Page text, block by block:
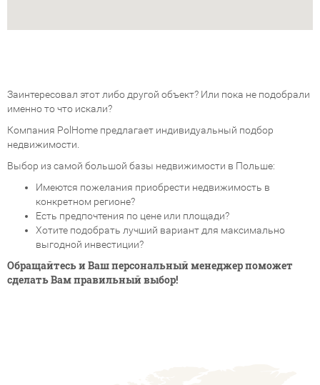
Заинтересовал этот либо другой объект? Или пока не подобрали
именно то что искали?
Компания PolHome предлагает индивидуальный подбор
недвижимости.
Выбор из самой большой базы недвижимости в Польше:
Имеются пожелания приобрести недвижимость в
конкретном регионе?
Есть предпочтения по цене или площади?
Хотите подобрать лучший вариант для максимально
выгодной инвестиции?
Обращайтесь и Ваш персональный менеджер поможет
сделать Вам правильный выбор!